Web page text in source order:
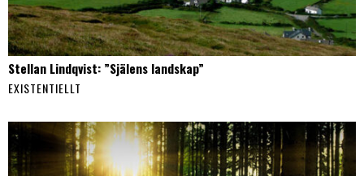
Stellan Lindqvist: ”Själens landskap”
EXISTENTIELLT